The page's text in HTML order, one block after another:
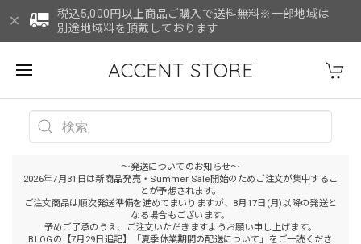
税込5,000円以上商品ご購入で送料無料※一部地域は
別途地域料を頂戴しております
ACCENT STORE
～発送についてのお知らせ～
2026年7月31日は新商品発売・Summer Sale開始のためご注文が集中するこ
とが予想されます。
ご注文商品は順次発送準備を進めてまいりますが、8月17日(月)以降の発送と
なる場合もございます。
予めご了承のうえ、ご注文いただきますようお願い申し上げます。
BLOGの【7月29日追記】「夏季休業期間の配送について」をご一読くださ